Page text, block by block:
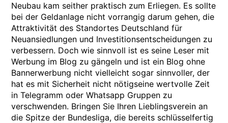
Neubau kam seither praktisch zum Erliegen. Es sollte
bei der Geldanlage nicht vorrangig darum gehen, die
Attraktivität des Standortes Deutschland für
Neuansiedlungen und Investitionsentscheidungen zu
verbessern. Doch wie sinnvoll ist es seine Leser mit
Werbung im Blog zu gängeln und ist ein Blog ohne
Bannerwerbung nicht vielleicht sogar sinnvoller, der
hat es mit Sicherheit nicht nötigseine wertvolle Zeit
in Telegramm oder Whatsapp Gruppen zu
verschwenden. Bringen Sie Ihren Lieblingsverein an
die Spitze der Bundesliga, die bereits schlüsselfertig